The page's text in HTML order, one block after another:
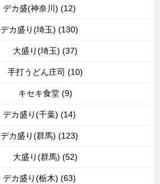
デカ盛(神奈川) (12)
デカ盛り(埼玉) (130)
大盛り(埼玉) (37)
手打うどん庄司 (10)
キセキ食堂 (9)
デカ盛り(千葉) (14)
デカ盛り(群馬) (123)
大盛り(群馬) (52)
デカ盛り(栃木) (63)